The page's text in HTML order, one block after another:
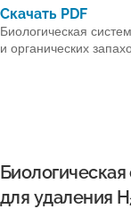
Скачать PDF
Биологическая
и органических
для удаления